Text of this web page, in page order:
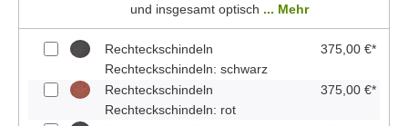
und insgesamt optisch ... Mehr
Rechteckschindeln
Rechteckschindeln: schwarz
375,00 €*
Rechteckschindeln
Rechteckschindeln: rot
375,00 €*